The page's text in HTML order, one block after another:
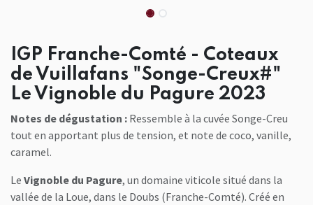
IGP Franche-Comté - Coteaux
de Vuillafans "Songe-Creux#"
Le Vignoble du Pagure 2023
Notes de dégustation : Ressemble à la cuvée Songe-Creu
tout en apportant plus de tension, et note de coco, vanille,
caramel.
Le Vignoble du Pagure, un domaine viticole situé dans la
vallée de la Loue, dans le Doubs (Franche-Comté). Créé en